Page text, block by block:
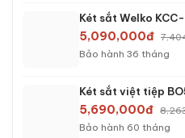
Két sắt Welko
5,090,000đ
Bảo hành 36 tháng
Két sắt việt tiệp
5,690,000đ
Bảo hành 60 tháng